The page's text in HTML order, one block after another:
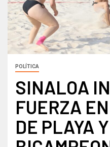
POLÍTICA
SINALOA
FUERZA
DE PLAYA